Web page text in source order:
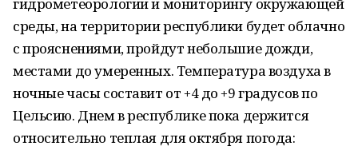
среды, на территории республики будет облачно
с прояснениями, пройдут небольшие дожди,
местами до умеренных. Температура воздуха в
ночные часы составит от +4 до +9 градусов по
Цельсию. Днем в республике пока держится
относительно теплая для октября погода: